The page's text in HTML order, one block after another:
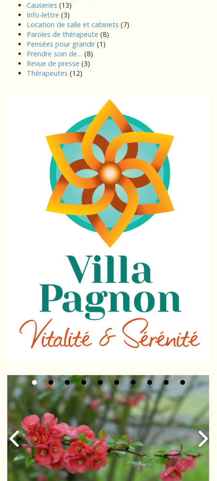
Causeries (13)
Info-lettre (3)
Location de salle et cabinets (7)
Paroles de thérapeute (8)
Pensées pour grandir(1)
Prendre soin de… (8)
Revue de presse (3)
Thérapeutes (12)